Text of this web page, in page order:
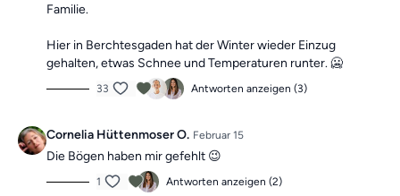
Familie.
Hier in Berchtesgaden hat der Winter wieder Einzug
gehalten, etwas Schnee und Temperaturen runter. 🥶
33 Antworten anzeigen (3)
Cornelia Hüttenmoser O. Februar 15
Die Bögen haben mir gefehlt 😉
1 Antworten anzeigen (2)